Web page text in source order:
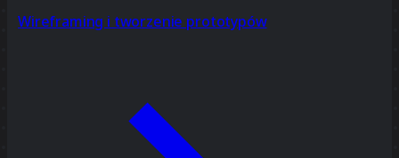
Wireframing i tworzenie prototypów